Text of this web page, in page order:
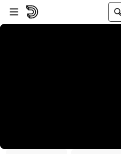
Passer au player
Passer au contenu principal